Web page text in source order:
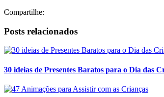
Compartilhe:
Posts relacionados
30 ideias de Presentes Baratos para o Dia das